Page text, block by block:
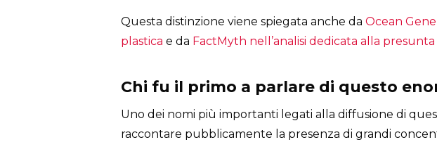
Questa distinzione viene spiegata anche da Ocean
plastica e da FactMyth nell’analisi dedicata alla presunta
Chi fu il primo a parlare di questo
Uno dei nomi più importanti legati alla diffusione di
raccontare pubblicamente la presenza di grandi